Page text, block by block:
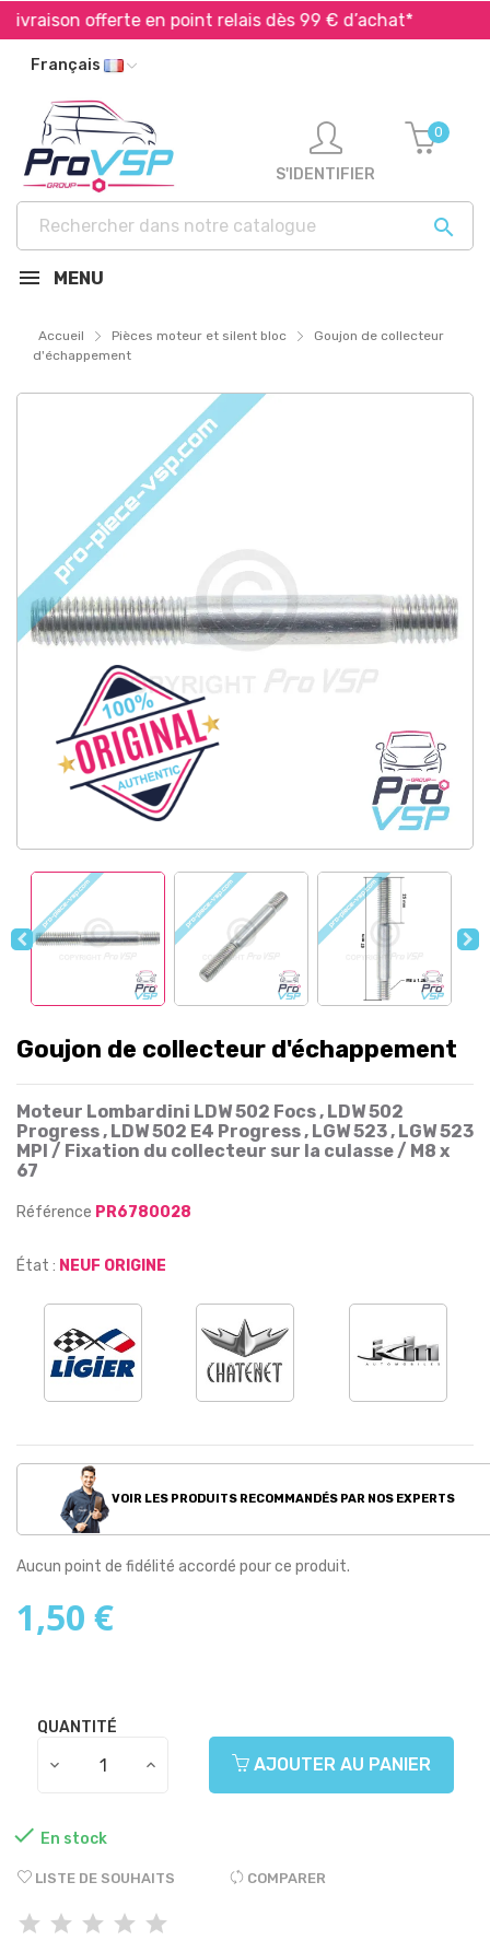
offerte en point relais dès 99 € d’achat*
Français

S'IDENTIFIER
0
MENU
Accueil Pièces moteur et silent bloc
Goujon de collecteur
d'échappement
Goujon de collecteur d'échappement
Moteur Lombardini LDW 502 Focs , LDW 502
Progress , LDW 502 E4 Progress , LGW 523 , LGW 523
MPI / Fixation du collecteur sur la culasse / M8 x
67
Référence PR6780028
État : NEUF ORIGINE
VOIR LES PRODUITS RECOMMANDÉS PAR NOS EXPERTS
Aucun point de fidélité accordé pour ce produit.
1,50 €
QUANTITÉ
AJOUTER AU PANIER
 En stock
LISTE DE SOUHAITS COMPARER